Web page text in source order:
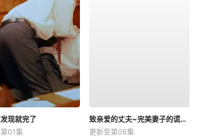
现就完了
01集
致亲爱的丈夫~完美妻子的谎言~
更新至第06集